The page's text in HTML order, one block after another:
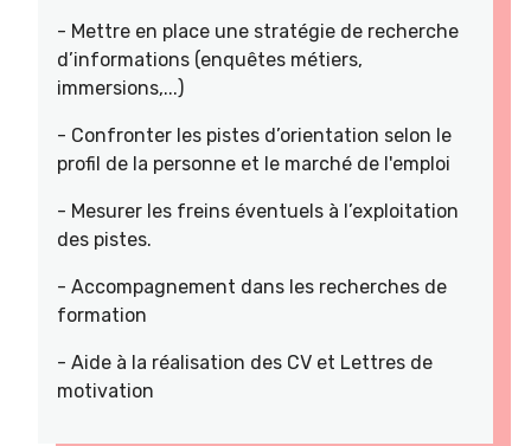
- Mettre en place une stratégie de recherche
d’informations (enquêtes métiers,
immersions,...)
- Confronter les pistes d’orientation selon le
profil de la personne et le marché de l'emploi
- Mesurer les freins éventuels à l’exploitation
des pistes.
- Accompagnement dans les recherches de
formation
- Aide à la réalisation des CV et Lettres de
motivation